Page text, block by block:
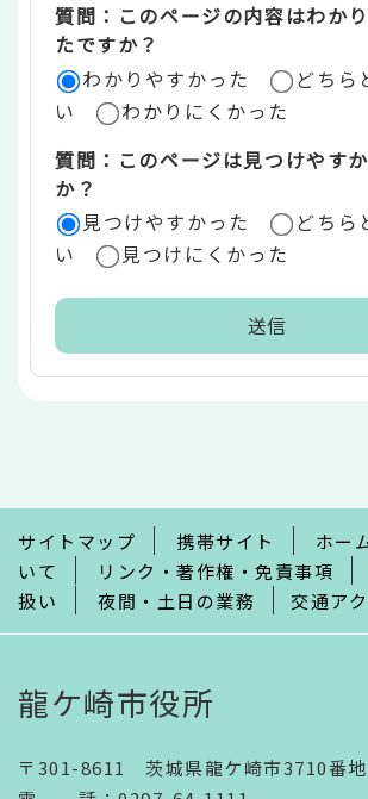
リ
ア
質問：このページの内容はわか
たですか？
わかりやすかった
どちら
い
わかりにくかった
質問：このページは見つけやす
か？
見つけやすかった
どちら
い
見つけにくかった
で
サイトマップ 携帯サイト
ホー
いて
リンク・著作権・免責事項
扱い
夜間・土日の業務 交通ア
龍ケ崎市役所
〒301-8611 茨城県龍ケ崎市3710番地